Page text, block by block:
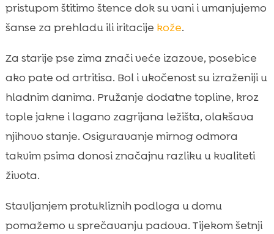
pristupom štitimo štence dok su vani i umanjujemo
šanse za prehladu ili iritacije kože.
Za starije pse zima znači veće izazove, posebice
ako pate od artritisa. Bol i ukočenost su izraženiji u
hladnim danima. Pružanje dodatne topline, kroz
tople jakne i lagano zagrijana ležišta, olakšava
njihovo stanje. Osiguravanje mirnog odmora
takvim psima donosi značajnu razliku u kvaliteti
života.
Stavljanjem protukliznih podloga u domu
pomažemo u sprečavanju padova. Tijekom šetnji